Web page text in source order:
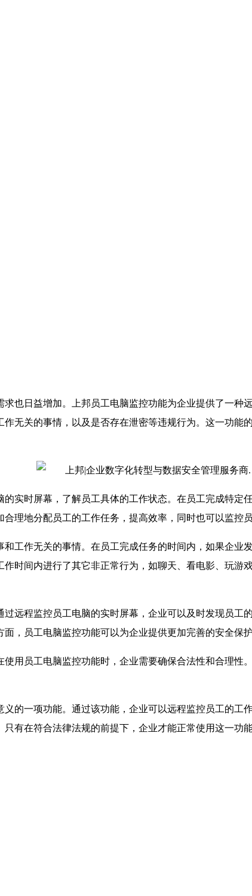
也日益增加。上邦员工电脑监控功能为企业提供了一种
无关的事情，以及是否存在泄密等违规行为。这一功
实时屏幕，了解员工具体的工作状态。在员工完成特
理地分配员工的工作任务，提高效率，同时也可以监控
工作无关的事情。在员工完成任务的时间内，如果企业
时间内进行了其它非正常行为，如聊天、看电影、玩
远程监控员工电脑的实时屏幕，企业可以及时发现员工
，员工电脑监控功能可以为企业提供更加完善的安全保护
用员工电脑监控功能时，企业需要确保合法性和合理
的一项功能。通过该功能，企业可以远程监控员工的工
有在符合法律法规的前提下，企业才能正常使用这一功